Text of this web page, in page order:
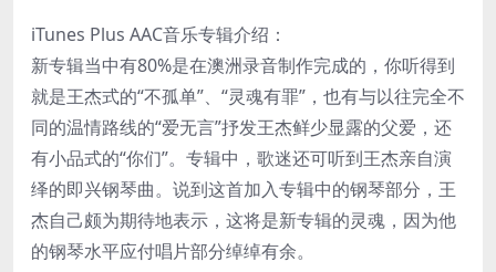
iTunes Plus AAC音乐专辑介绍：
新专辑当中有80%是在澳洲录音制作完成的，你听得到
就是王杰式的“不孤单”、“灵魂有罪”，也有与以往完全不
同的温情路线的“爱无言”抒发王杰鲜少显露的父爱，还
有小品式的“你们”。专辑中，歌迷还可听到王杰亲自演
绎的即兴钢琴曲。说到这首加入专辑中的钢琴部分，王
杰自己颇为期待地表示，这将是新专辑的灵魂，因为他
的钢琴水平应付唱片部分绰绰有余。